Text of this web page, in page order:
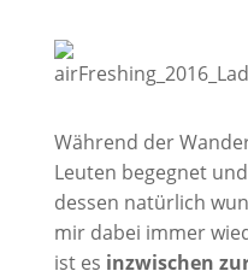
Während der
Leuten begegnet
dessen natürlich
mir dabei immer
ist es inzwischen